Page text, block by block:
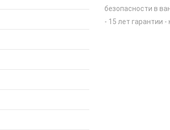
безопасности в
- 15 лет гарантии